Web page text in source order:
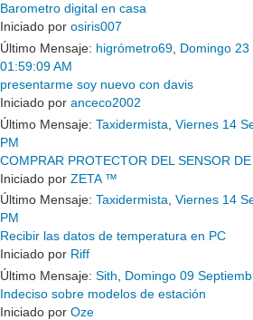
Barometro digital en casa
Iniciado por osiris007
Último Mensaje: higrómetro69 Domingo
01:59:09 AM
presentarme soy nuevo con davis
Iniciado por anceco2002
Último Mensaje: Taxidermista Viernes 14
PM
COMPRAR PROTECTOR DEL SENSOR DE
Iniciado por ZETA ™
Último Mensaje: Taxidermista, Viernes 14
PM
Recibir las datos de temperatura en PC
Iniciado por Riff
Último Mensaje: Sith
Domingo 09
Indeciso sobre modelos de estación
Iniciado por Oze